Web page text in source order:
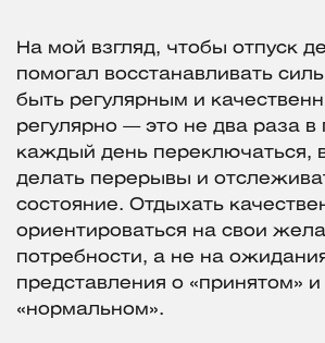
На мой взгляд, чтобы отпуск
помогал восстанавливать
быть регулярным и
регулярно — это не два раза в
каждый день переключаться,
делать перерывы и
состояние. Отдыхать
ориентироваться на свои
потребности, а не на
представления о «принятом» и
«нормальном».